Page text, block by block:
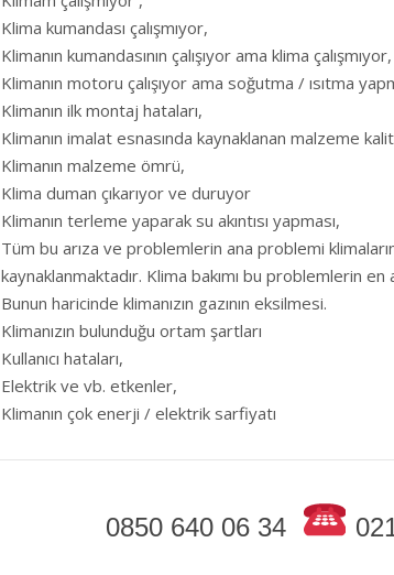
Klima kumandası çalışmıyor,
Klimanın kumandasının çalışıyor ama klima çalışmıyor,
Klimanın motoru çalışıyor ama soğutma / ısıtma
Klimanın ilk montaj hataları,
Klimanın imalat esnasında kaynaklanan malzeme
Klimanın malzeme ömrü,
Klima duman çıkarıyor ve duruyor
Klimanın terleme yaparak su akıntısı yapması,
Tüm bu arıza ve problemlerin ana problemi
kaynaklanmaktadır. Klima bakımı bu problemlerin en
Bunun haricinde klimanızın gazının eksilmesi.
Klimanızın bulunduğu ortam şartları
Kullanıcı hataları,
Elektrik ve vb. etkenler,
Klimanın çok enerji / elektrik sarfiyatı
0850 640 06 34